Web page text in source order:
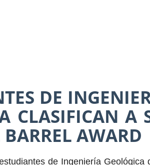
DE
CLASIFICAN A
AWARD
de Ingeniería Geológica